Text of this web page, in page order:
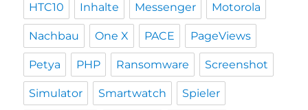
HTC10 Inhalte Messenger Motorola
Nachbau One X PACE PageViews
Petya PHP Ransomware Screenshot
Simulator Smartwatch Spieler